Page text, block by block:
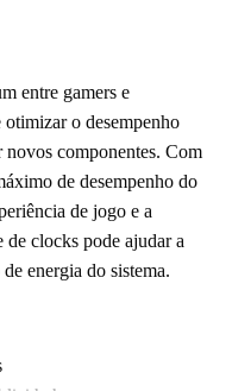
entre gamers e
otimizar o desempenho
novos componentes. Com
de desempenho do
de jogo e a
clocks pode ajudar a
energia do sistema.